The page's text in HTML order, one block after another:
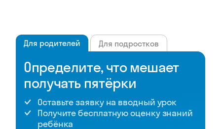
Для родителей Для подростков
Определите, что мешает
получать пятёрки
Оставьте заявку на вводный урок
Получите бесплатную оценку знаний
ребёнка